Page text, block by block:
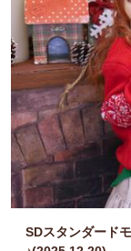
SDスタンダード